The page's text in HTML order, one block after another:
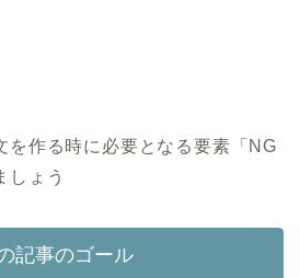
を作る時に必要となる要素「NG
しょう
記事のゴール